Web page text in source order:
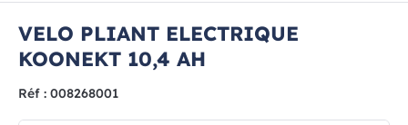
VELO PLIANT ELECTRIQUE
KOONEKT 10,4 AH
Réf : 008268001